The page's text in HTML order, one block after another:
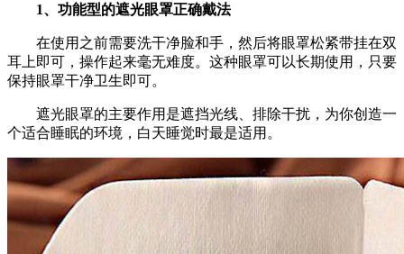
1、功能型的遮光眼罩正确戴法
在使用之前需要洗干净脸和手，然后将眼罩松紧带挂在双
耳上即可，操作起来毫无难度。这种眼罩可以长期使用，只要
保持眼罩干净卫生即可。
遮光眼罩的主要作用是遮挡光线、排除干扰，为你创造一
个适合睡眠的环境，白天睡觉时最是适用。